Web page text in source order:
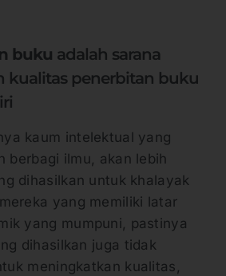
buku adalah sarana
kualitas penerbitan buku
kaum intelektual yang
berbagi ilmu, akan lebih
dihasilkan untuk khalayak
yang memiliki latar
yang mumpuni, pastinya
dihasilkan juga tidak
meningkatkan kualitas,